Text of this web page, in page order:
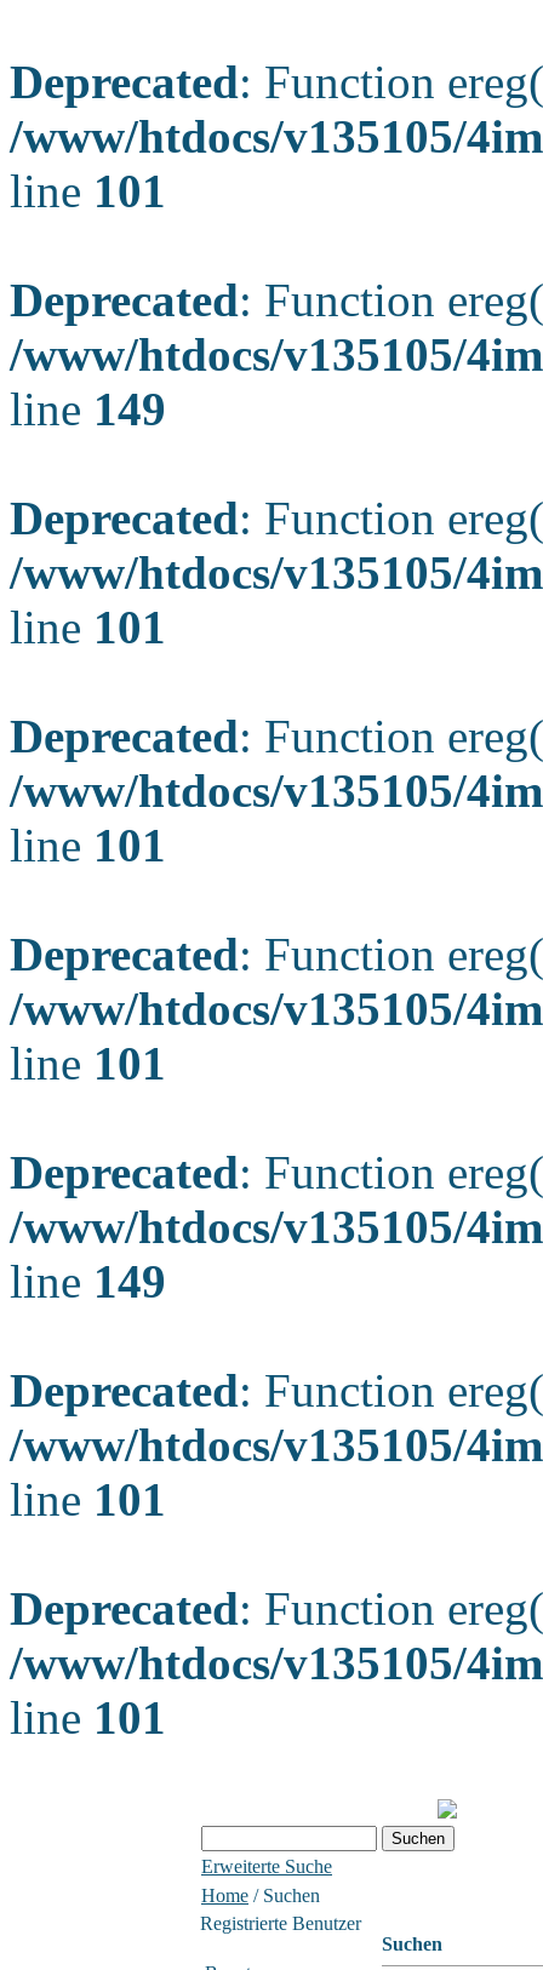
Deprecated: Function
/www/htdocs/v135105/
line 101
Deprecated: Function
/www/htdocs/v135105/
line 149
Deprecated: Function
/www/htdocs/v135105/
line 101
Deprecated: Function
/www/htdocs/v135105/
line 101
Deprecated: Function
/www/htdocs/v135105/
line 101
Deprecated: Function
/www/htdocs/v135105/
line 149
Deprecated: Function
/www/htdocs/v135105/
line 101
Deprecated: Function
/www/htdocs/v135105/
line 101
Erweiterte Suche
Home / Suchen
Registrierte Benutzer
Suchen